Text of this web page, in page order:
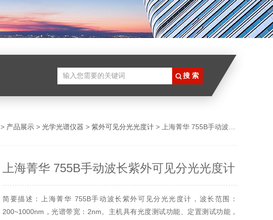
> 产品展示 > 光学光谱仪器 > 紫外可见分光光度计 > 上海菁华 755B手动波长紫外可见分光光度计
上海菁华 755B手动波长紫外可见分光光度计
简要描述：上海菁华 755B手动波长紫外可见分光光度计，波长范围：
200~1000nm，光谱带宽：2nm。主机具有光度测试功能、定置测试功能，